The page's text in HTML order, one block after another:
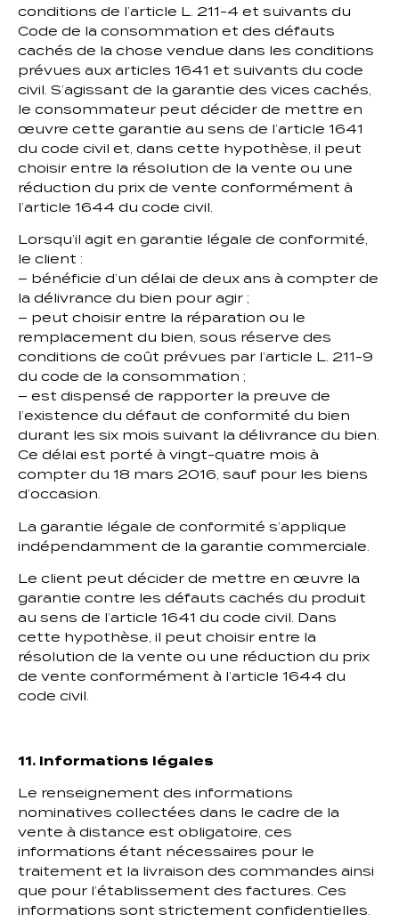
conditions de l’article L. 211-4 et suivants du
Code de la consommation et des défauts
cachés de la chose vendue dans les conditions
prévues aux articles 1641 et suivants du code
civil. S’agissant de la garantie des vices cachés,
le consommateur peut décider de mettre en
œuvre cette garantie au sens de l’article 1641
du code civil et, dans cette hypothèse, il peut
choisir entre la résolution de la vente ou une
réduction du prix de vente conformément à
l’article 1644 du code civil.
Lorsqu’il agit en garantie légale de conformité,
le client :
– bénéficie d’un délai de deux ans à compter de
la délivrance du bien pour agir ;
– peut choisir entre la réparation ou le
remplacement du bien, sous réserve des
conditions de coût prévues par l’article L. 211-9
du code de la consommation ;
– est dispensé de rapporter la preuve de
l’existence du défaut de conformité du bien
durant les six mois suivant la délivrance du bien.
Ce délai est porté à vingt-quatre mois à
compter du 18 mars 2016, sauf pour les biens
d’occasion.
La garantie légale de conformité s’applique
indépendamment de la garantie commerciale.
Le client peut décider de mettre en œuvre la
garantie contre les défauts cachés du produit
au sens de l’article 1641 du code civil. Dans
cette hypothèse, il peut choisir entre la
résolution de la vente ou une réduction du prix
de vente conformément à l’article 1644 du
code civil.
11. Informations légales
Le renseignement des informations
nominatives collectées dans le cadre de la
vente à distance est obligatoire, ces
informations étant nécessaires pour le
traitement et la livraison des commandes ainsi
que pour l’établissement des factures. Ces
informations sont strictement confidentielles.